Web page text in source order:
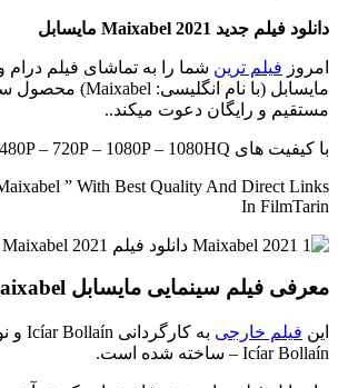
دانلود فیلم جدید Maixabel 2021 مایسابل
امروز فیلم ترین شما را به تماشای فیلم درام
مستقیم و رایگان دعوت میکند..
با کیفیت های 480P – 720P – 1080P – 1080HQ | زیرنویس چسبیده
” With Best Quality And Direct Links
In FilmTarin
معرفی فیلم سینمایی مایسابل Maixabel
این فیلم خارجی
– Icíar Bollaín ساخته شده است.